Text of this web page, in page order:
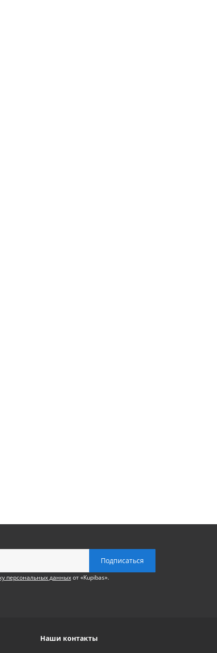
персональных данныхот «Kupibas».
Наши контакты